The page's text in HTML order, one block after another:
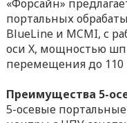
«Форсайн»
портальных
BlueLine и MCMI, с
оси X, мощностью
перемещения до
Преимущества 5-
5-осевые